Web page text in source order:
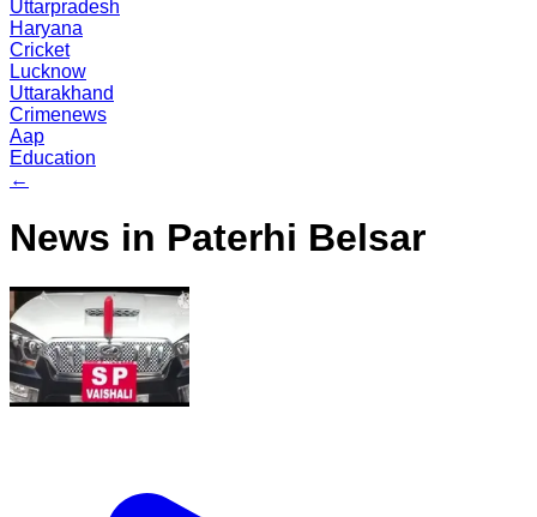
Uttarpradesh
Haryana
Cricket
Lucknow
Uttarakhand
Crimenews
Aap
Education
←
News in Paterhi Belsar